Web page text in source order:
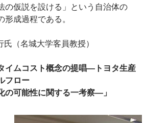
の仮説を設ける」という自治体の
形成過程である。
（名城大学客員教授）
イムコスト概念の提唱―トヨタ生産
フロー
の可能性に関する一考察―」